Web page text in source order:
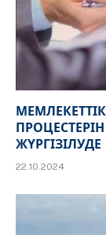
ЖҮРГІЗІЛУДЕ
22.10.2024